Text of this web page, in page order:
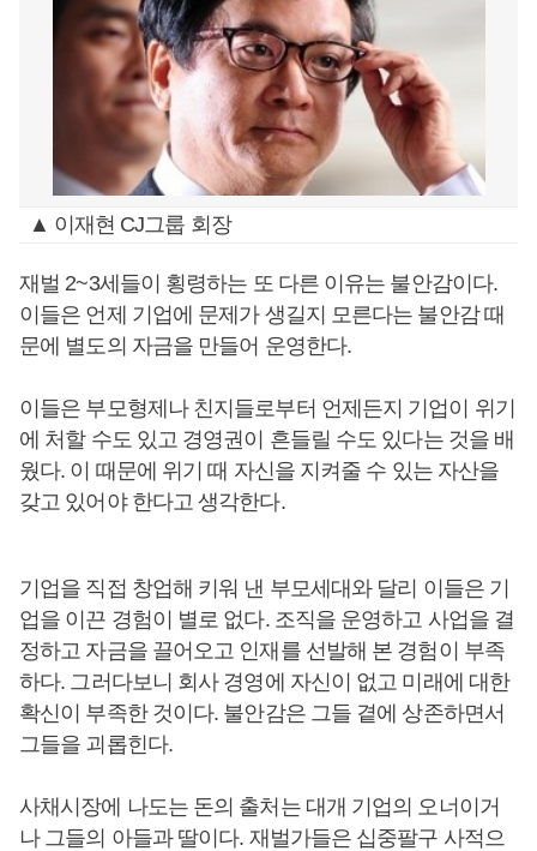
▲ 이재현 CJ그룹 회장
재벌 2~3세들이 횡령하는 또 다른 이유는 불안감이다.
이들은 언제 기업에 문제가 생길지 모른다는 불안감 때
문에 별도의 자금을 만들어 운영한다.
이들은 부모형제나 친지들로부터 언제든지 기업이 위기
에 처할 수도 있고 경영권이 흔들릴 수도 있다는 것을 배
웠다. 이 때문에 위기 때 자신을 지켜줄 수 있는 자산을
갖고 있어야 한다고 생각한다.
기업을 직접 창업해 키워 낸 부모세대와 달리 이들은 기
업을 이끈 경험이 별로 없다. 조직을 운영하고 사업을 결
정하고 자금을 끌어오고 인재를 선발해 본 경험이 부족
하다. 그러다보니 회사 경영에 자신이 없고 미래에 대한
확신이 부족한 것이다. 불안감은 그들 곁에 상존하면서
그들을 괴롭힌다.
사채시장에 나도는 돈의 출처는 대개 기업의 오너이거
나 그들의 아들과 딸이다. 재벌가들은 십중팔구 사적으